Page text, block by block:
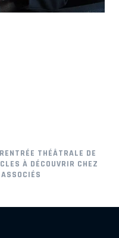
THÉÂTRALE DE
À DÉCOUVRIR CHEZ